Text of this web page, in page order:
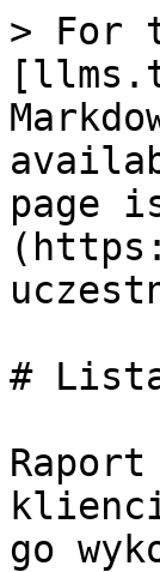
> For
page
#
go